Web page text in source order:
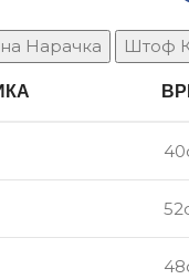
Нарачка Штоф